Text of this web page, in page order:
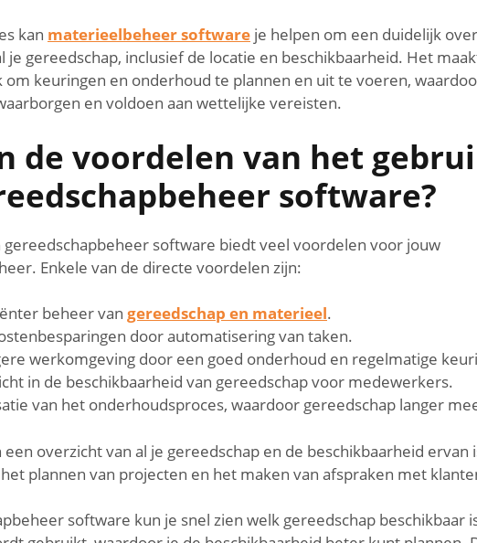
kan materieelbeheer software je helpen om een duidelijk
je gereedschap, inclusief de locatie en beschikbaarheid. Het
om keuringen en onderhoud te plannen en uit te voeren,
en voldoen aan wettelijke vereisten.
de voordelen van het
software?
gereedschapbeheer software biedt veel voordelen voor jouw
Enkele van de directe voordelen zijn:
beheer van gereedschap en materieel.
door automatisering van taken.
werkomgeving door een goed onderhoud en regelmatige
in de beschikbaarheid van gereedschap voor medewerkers.
van het onderhoudsproces, waardoor gereedschap langer
overzicht van al je gereedschap en de beschikbaarheid ervan
plannen van projecten en het maken van afspraken met
software kun je snel zien welk gereedschap beschikbaar